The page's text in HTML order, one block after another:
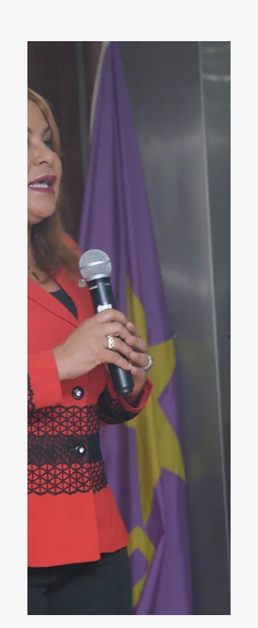
Diputados, Alfredo
proyecto de ley